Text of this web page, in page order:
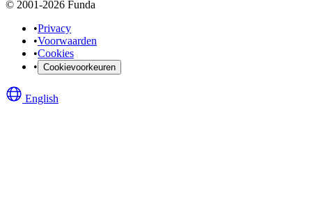
© 2001-2026 Funda
•Privacy
•Voorwaarden
•Cookies
• Cookievoorkeuren
English